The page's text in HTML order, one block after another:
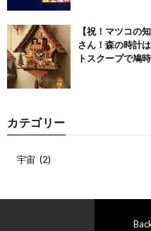
【祝！マツコの
さん！森の時計
トスクープで鳩
カテゴリー